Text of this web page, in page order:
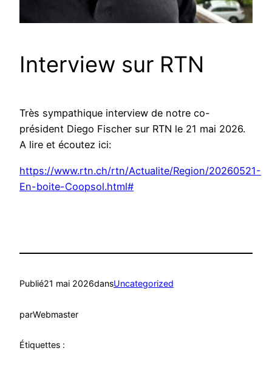
Interview sur RTN
Très sympathique interview de notre co-
président Diego Fischer sur RTN le 21 mai 2026.
A lire et écoutez ici:
https://www.rtn.ch/rtn/Actualite/Region/20260521-
En-boite-Coopsol.html#
Publié21 mai 2026dansUncategorized
parWebmaster
Étiquettes :